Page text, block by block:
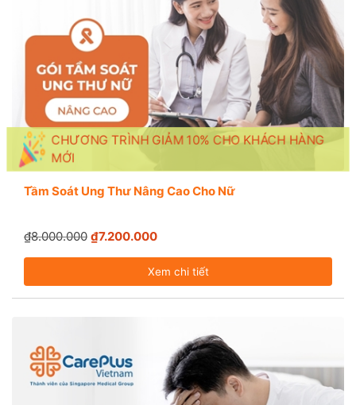
CHƯƠNG TRÌNH GIẢM 10% CHO KHÁCH HÀNG
MỚI
Tầm Soát Ung Thư Nâng Cao Cho Nữ
₫8.000.000 ₫7.200.000
Xem chi tiết